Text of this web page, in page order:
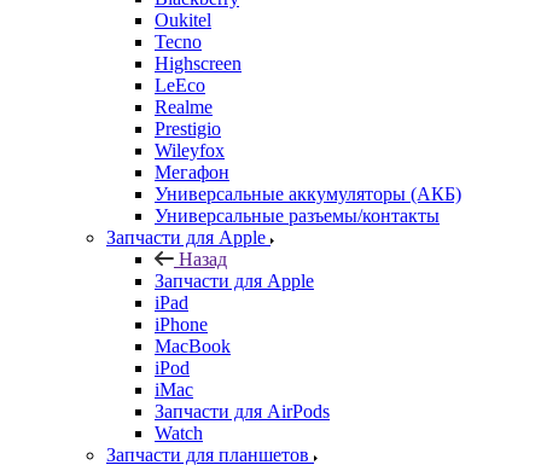
Oukitel
Tecno
Highscreen
LeEco
Realme
Prestigio
Wileyfox
Мегафон
Универсальные аккумуляторы (АКБ)
Универсальные разъемы/контакты
Запчасти для Apple
Назад
Запчасти для Apple
iPad
iPhone
MacBook
iPod
iMac
Запчасти для AirPods
Watch
Запчасти для планшетов